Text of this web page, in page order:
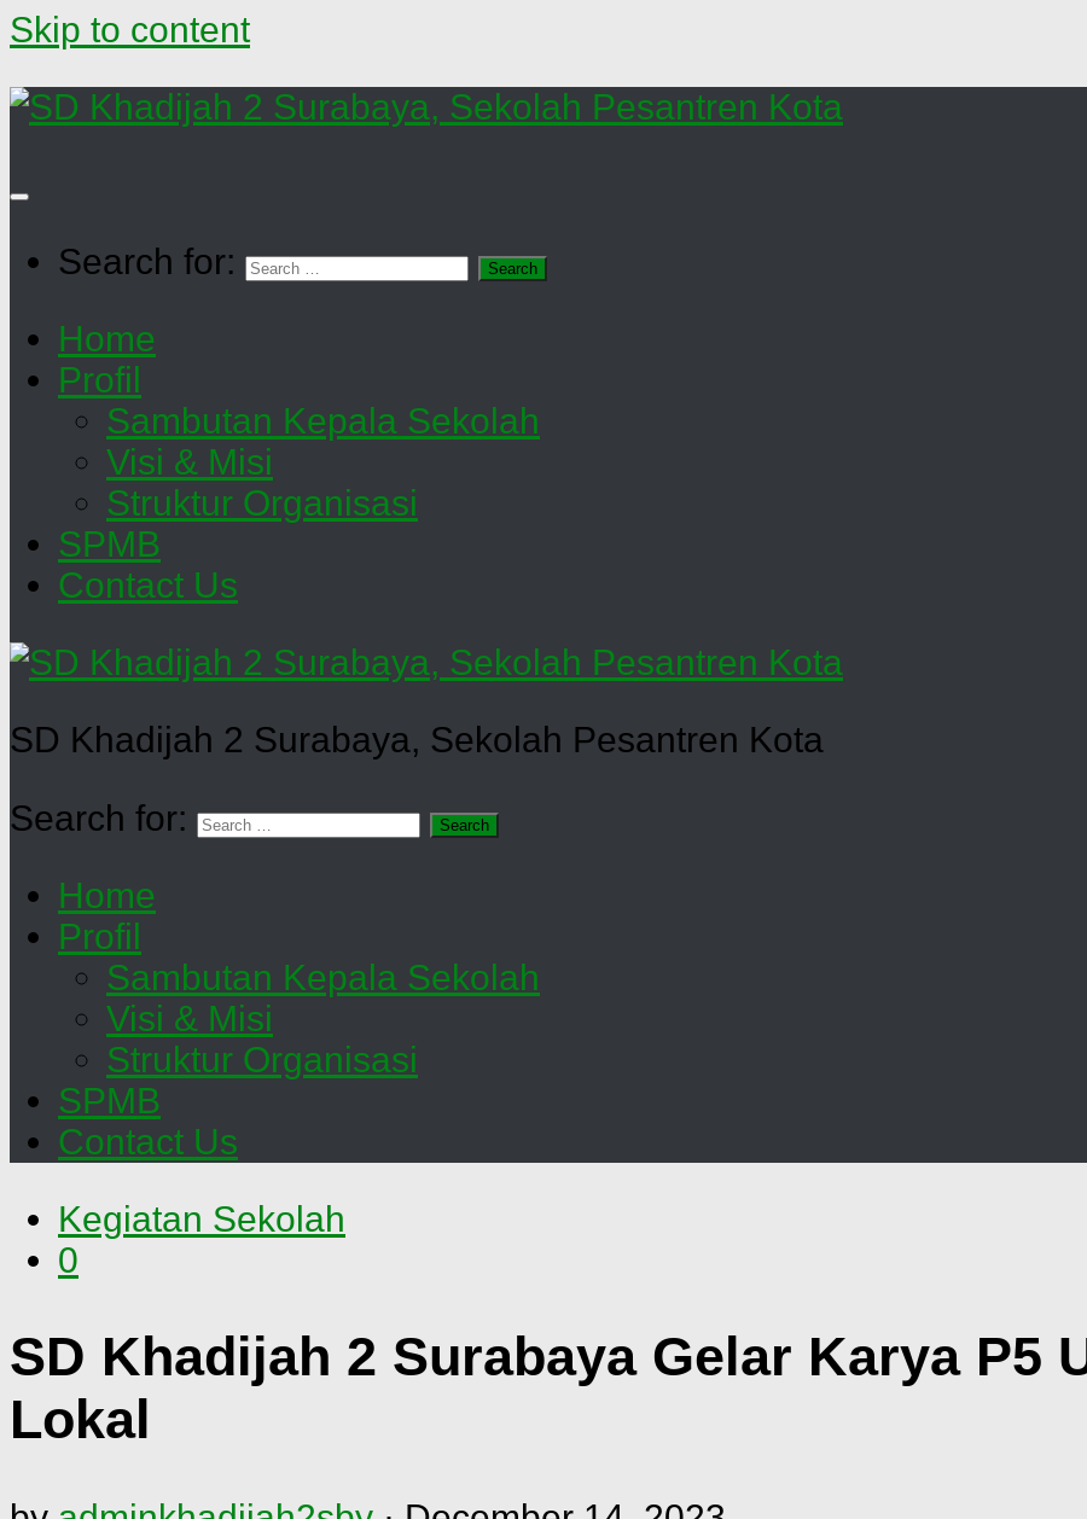
Skip to content
Search for:
Home
Profil
Sambutan Kepala Sekolah
Visi & Misi
Struktur Organisasi
SPMB
Contact Us
SD Khadijah 2 Surabaya, Sekolah Pesantren Kota
Search for:
Home
Profil
Sambutan Kepala Sekolah
Visi & Misi
Struktur Organisasi
SPMB
Contact Us
Kegiatan Sekolah
0
SD Khadijah 2 Surabaya Gelar Karya P5
Lokal